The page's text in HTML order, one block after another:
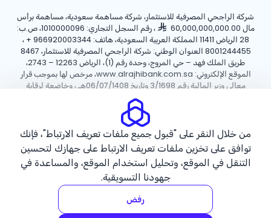
شركة الراجحي المصرفية للاستثمار، شركة مساهمة سعودية، مساهمة برأس
مال 60,000,000,000.00
، رقم السجل التجاري: 1010000096، ص.ب:
28 الرياض 11411 المملكة العربية السعودية، هاتف:
+ 966920003344 ،
8001244455 العنوان الوطني: شركة الراجحي المصرفية للاستثمار، 8467
طريق الملك فهد – حي المروج، وحدة رقم (1)، الرياض 12263 – 2743،
الموقع الإلكتروني: www.alrajhibank.com.sa، مرخص لها بموجب قرار
معالي وزير المالية رقم 3/1698 وتاريخ 06/07/1408هـ ، وخاضعة لرقابة
وإشراف البنك المركزي السعودي.
حقوق الطبع والنشر ©2026 مصرف الراجحي.
سياسة ملفات تعريف الارتباطسياسة الخصوصية الأحكام والشروط
من خلال النقر على "قبول جميع ملفات تعريف الارتباط"، فإنك
توافق على تخزين ملفات تعريف الارتباط على جهازك لتحسين
التنقل في الموقع، وتحليل استخدام الموقع، والمساعدة في
جهودنا التسويقية.
رفض